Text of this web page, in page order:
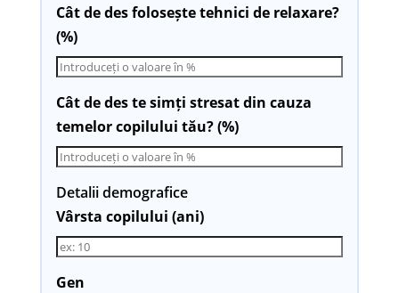
Cât de des folosește tehnici de relaxare?
(%)
Cât de des te simți stresat din cauza
temelor copilului tău? (%)
Detalii demografice
Vârsta copilului (ani)
Gen